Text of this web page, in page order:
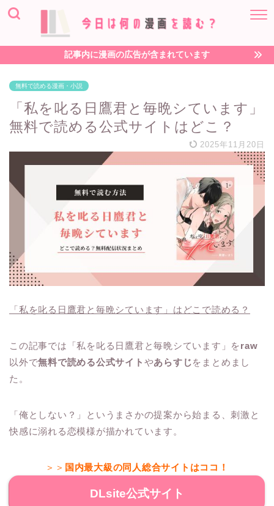
記事内に漫画の広告が含まれています
無料で読める漫画・小説
「私を叱る日鷹君と毎晩シています」
無料で読める公式サイトはどこ？
2025年11月20日
「私を叱る日鷹君と毎晩シています」はどこで読める？
この記事では「私を叱る日鷹君と毎晩シています」をraw
以外で無料で読める公式サイト やあらすじをまとめまし
た。
「俺としない？」というまさかの提案から始まる、刺激と
快感に溺れる恋模様が描かれています。
＞＞ 国内最大級の同人総合サイトはココ！
DLsite公式サイト